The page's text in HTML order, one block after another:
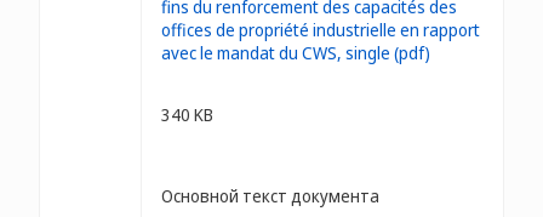
340 KB
Основной текст документа